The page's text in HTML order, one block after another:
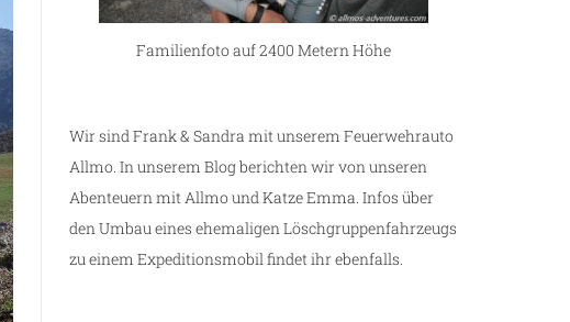
Familienfoto auf 2400 Metern Höhe
Wir sind Frank & Sandra mit unserem Feuerwehrauto
Allmo. In unserem Blog berichten wir von unseren
Abenteuern mit Allmo und Katze Emma. Infos über
den Umbau eines ehemaligen Löschgruppenfahrzeugs
zu einem Expeditionsmobil findet ihr ebenfalls.